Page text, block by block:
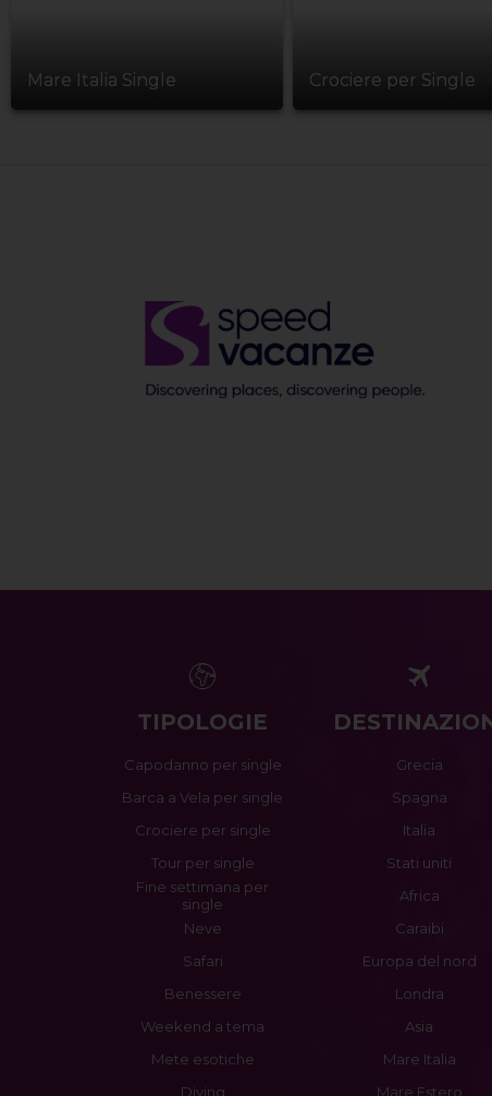
Mare Italia Single Crociere per Single
TIPOLOGIE
Capodanno per single
Barca a Vela per single
Crociere per single
Tour per single
Fine settimana per
single
Neve
Safari
Benessere
Weekend a tema
Mete esotiche
Diving
Grecia
Spagna
Italia
Stati uniti
Africa
Caraibi
Europa del nord
Londra
Asia
Mare Italia
Mare Estero